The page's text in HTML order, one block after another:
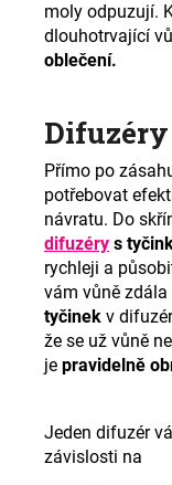
moly odpuzují.
dlouhotrvající
oblečení.
Difuzéry
Přímo po
potřebovat
návratu. Do
difuzéry s
rychleji a
vám vůně
tyčinek v
že se už vůně
je pravidelně
Jeden difuzér
závislosti na